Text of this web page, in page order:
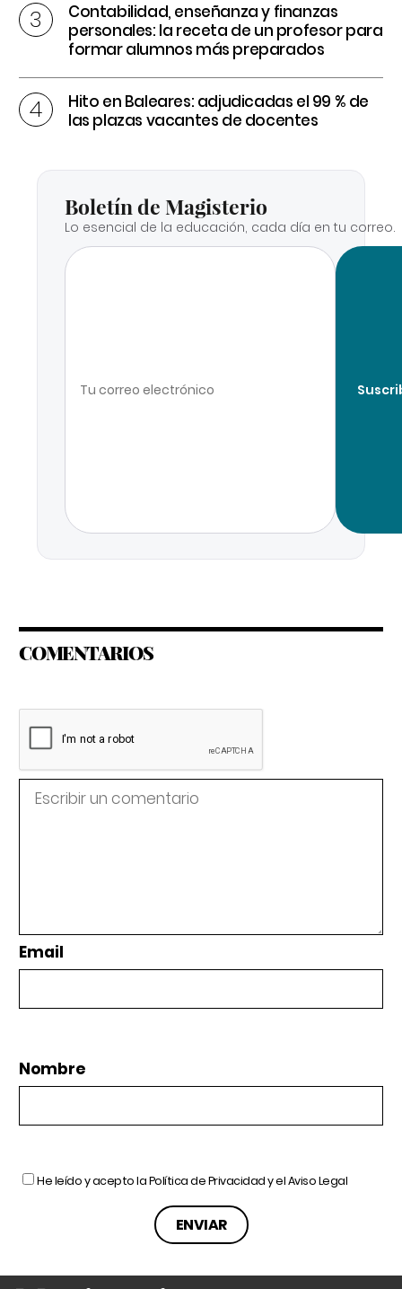
Contabilidad, enseñanza y finanzas
personales: la receta de un profesor para
formar alumnos más preparados
Hito en Baleares: adjudicadas el 99 % de
las plazas vacantes de docentes
Boletín de Magisterio
Lo esencial de la educación, cada día en tu correo.
COMENTARIOS
Email
Nombre
He leído y acepto laPolítica de Privacidady elAviso Legal